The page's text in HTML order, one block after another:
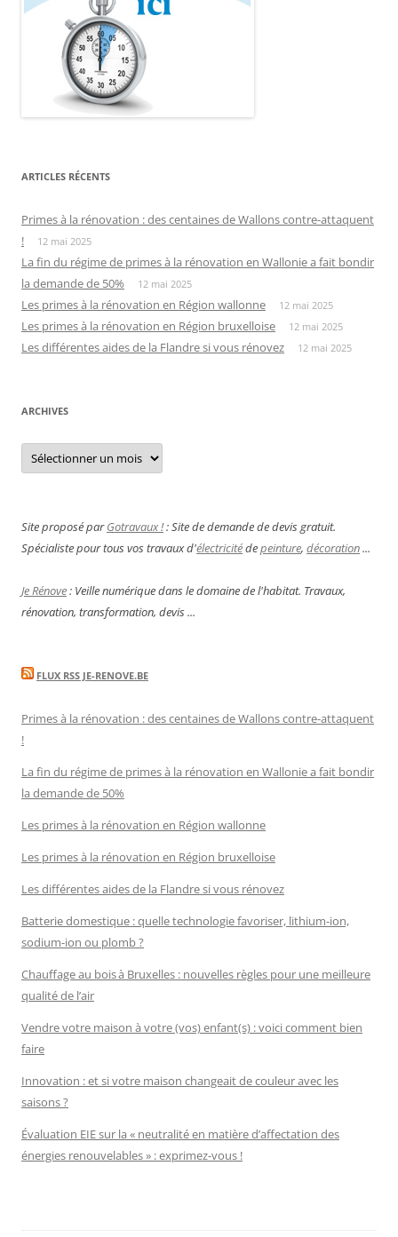
ARTICLES RÉCENTS
Primes à la rénovation : des centaines de Wallons contre-attaquent
!
12 mai 2025
La fin du régime de primes à la rénovation en Wallonie a fait bondir
la demande de 50%
12 mai 2025
Les primes à la rénovation en Région wallonne 12 mai 2025
Les primes à la rénovation en Région bruxelloise 12 mai 2025
Les différentes aides de la Flandre si vous rénovez 12 mai 2025
ARCHIVES
Archives
Site proposé parGotravaux !: Site de demande de devis gratuit.
Spécialiste pour tous vos travaux d'électricitédepeinture, décoration...
Je Rénove: Veille numérique dans le domaine de l'habitat. Travaux,
rénovation, transformation, devis ...
FLUX RSS JE-RENOVE.BE
Primes à la rénovation : des centaines de Wallons contre-attaquent
!
La fin du régime de primes à la rénovation en Wallonie a fait bondir
la demande de 50%
Les primes à la rénovation en Région wallonne
Les primes à la rénovation en Région bruxelloise
Les différentes aides de la Flandre si vous rénovez
Batterie domestique : quelle technologie favoriser, lithium-ion,
sodium-ion ou plomb ?
Chauffage au bois à Bruxelles : nouvelles règles pour une meilleure
qualité de l’air
Vendre votre maison à votre (vos) enfant(s) : voici comment bien
faire
Innovation : et si votre maison changeait de couleur avec les
saisons ?
Évaluation EIE sur la « neutralité en matière d’affectation des
énergies renouvelables » : exprimez-vous !